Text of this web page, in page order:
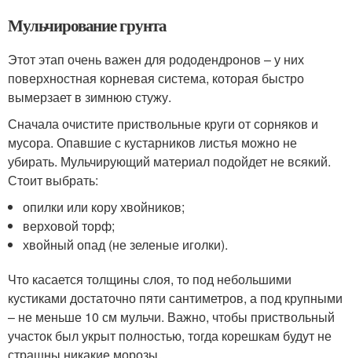
Мульчирование грунта
Этот этап очень важен для рододендронов – у них
поверхностная корневая система, которая быстро
вымерзает в зимнюю стужу.
Сначала очистите приствольные круги от сорняков и
мусора. Опавшие с кустарников листья можно не
убирать. Мульчирующий материал подойдет не всякий.
Стоит выбрать:
опилки или кору хвойников;
верховой торф;
хвойный опад (не зеленые иголки).
Что касается толщины слоя, то под небольшими
кустиками достаточно пяти сантиметров, а под крупными
– не меньше 10 см мульчи. Важно, чтобы приствольный
участок был укрыт полностью, тогда корешкам будут не